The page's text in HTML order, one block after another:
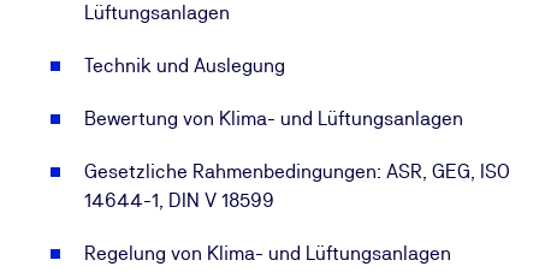
Lüftungsanlagen
Technik und Auslegung
Bewertung von Klima- und Lüftungsanlagen
Gesetzliche Rahmenbedingungen: ASR, GEG, ISO
14644-1, DIN V 18599
Regelung von Klima- und Lüftungsanlagen